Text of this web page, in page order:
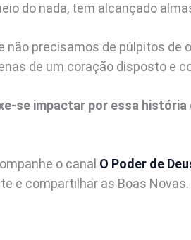
do nada, tem alcançado
não precisamos de púlpitos de
de um coração disposto e
se impactar por essa
o canal O Poder de
e compartilhar as Boas Novas.